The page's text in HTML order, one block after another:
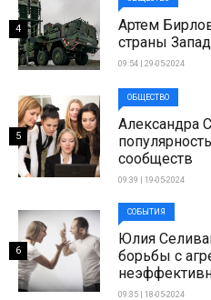
Артем
страны
09:54 | 29-05-2024
4
ОБЩЕСТВО
Александра
сообществ
09:39 | 19-05-2024
5
СОБЫТИЯ
Юлия
борьбы с
09:35 | 18-05-2024
6